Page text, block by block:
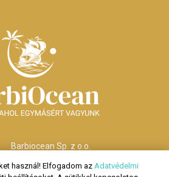
Barbiocean Sp. z o.o.
ul. Długa nr 29
használ! Elfogadom az Adatvédelmi